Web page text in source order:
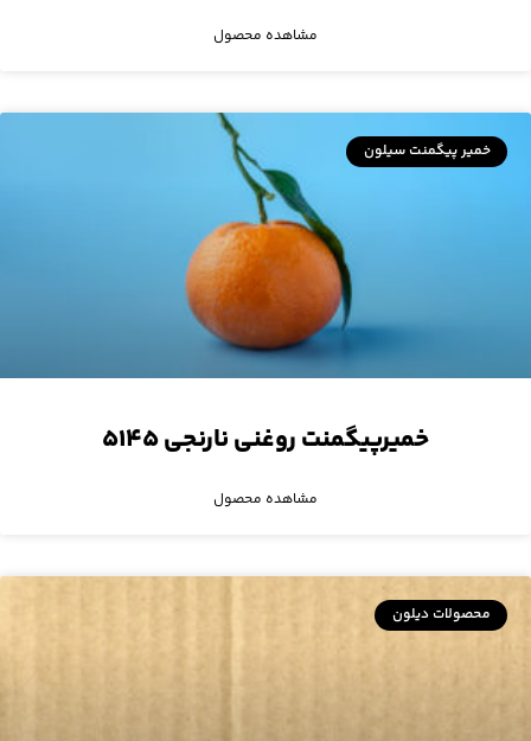
مشاهده محصول
خمیر پیگمنت سیلون
خمیرپیگمنت روغنی نارنجی ۵۱۴۵
مشاهده محصول
محصولات دیلون